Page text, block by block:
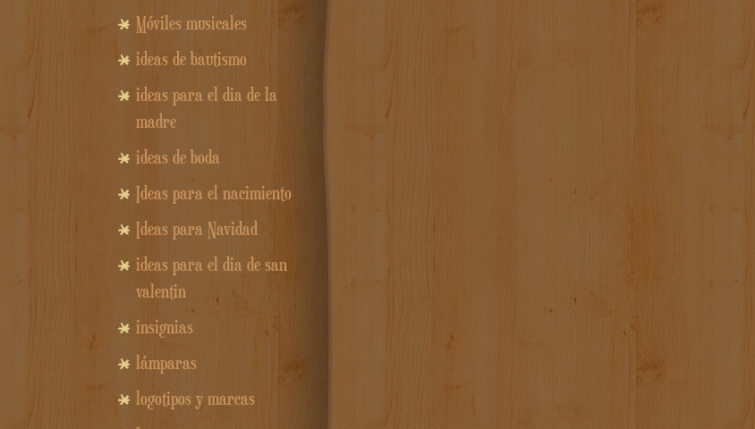
Móviles musicales
ideas de bautismo
ideas para el dia de la
madre
ideas de boda
Ideas para el nacimiento
Ideas para Navidad
ideas para el dia de san
valentin
insignias
lámparas
logotipos y marcas